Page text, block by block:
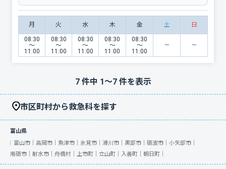
月 火 水 木 金 土 日
08:30
〜
11:00
08:30
〜
11:00
08:30
〜
11:00
08:30
〜
11:00
08:30
〜
11:00
7件中 1〜7件を表示
市区町村から救急科を探す
富山県
富山市｜ 高岡市｜ 魚津市｜ 氷見市｜ 滑川市｜ 黒部市｜ 砺波市｜ 小矢部市｜
南砺市｜ 射水市｜ 舟橋村｜ 上市町｜ 立山町｜ 入善町｜ 朝日町｜